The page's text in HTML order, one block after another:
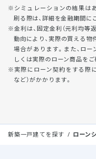
シミュレーションの結果は
刷る際は、詳細を金融期間に
金利は、固定金利（元利均等
動向により、実際の買える
場合があります。また、ロ
しくは実際のローン商品をご
実際にローン契約をする際
など）がかかります。
新築一戸建てを探す ローン